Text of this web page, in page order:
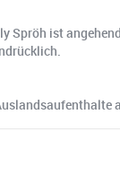
Spröh ist